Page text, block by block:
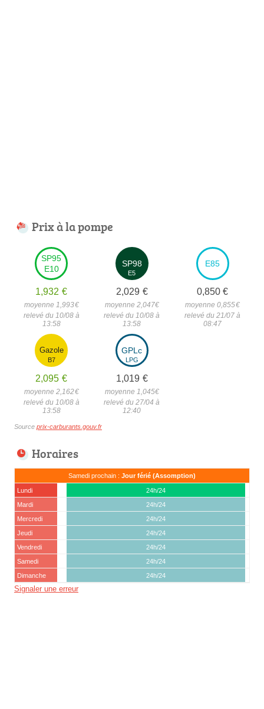
Prix à la pompe
SP95
E10
1,932 €
moyenne 1,993€
relevé du 10/08 à
13:58
SP98
E5
2,029 €
moyenne 2,047€
relevé du 10/08 à
13:58
E85
0,850 €
moyenne 0,855€
relevé du 21/07 à
08:47
Gazole
B7
2,095 €
moyenne 2,162€
relevé du 10/08 à
13:58
GPLc
LPG
1,019 €
moyenne 1,045€
relevé du 27/04 à
12:40
Source prix-carburants.gouv.fr
Horaires
Samedi prochain : Jour férié (Assomption)
Lundi
24h/24
Mardi
24h/24
Mercredi
24h/24
Jeudi
24h/24
Vendredi
24h/24
Samedi
24h/24
Dimanche
24h/24
Signaler une erreur